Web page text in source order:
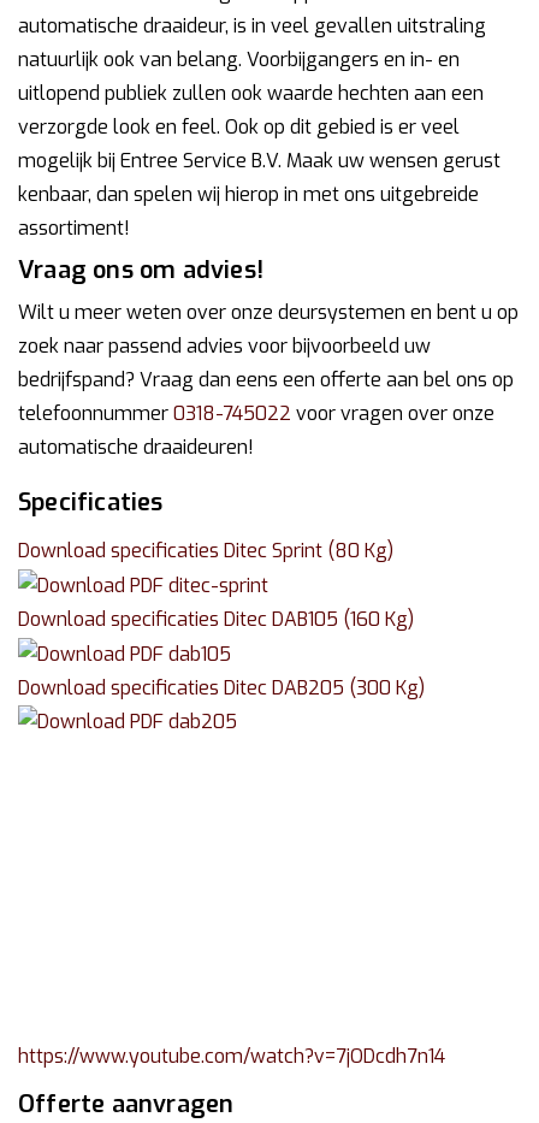
automatische draaideur, is in veel gevallen uitstraling
natuurlijk ook van belang. Voorbijgangers en in- en
uitlopend publiek zullen ook waarde hechten aan een
verzorgde look en feel. Ook op dit gebied is er veel
mogelijk bij Entree Service B.V. Maak uw wensen gerust
kenbaar, dan spelen wij hierop in met ons uitgebreide
assortiment!
Vraag ons om advies!
Wilt u meer weten over onze deursystemen en bent u op
zoek naar passend advies voor bijvoorbeeld uw
bedrijfspand? Vraag dan eens een offerte aan bel ons op
telefoonnummer0318-745022 voor vragen over onze
automatische draaideuren!
Specificaties
Download specificaties Ditec Sprint (80 Kg)
Download specificaties Ditec DAB105 (160 Kg)
Download specificaties Ditec DAB205 (300 Kg)
https://www.youtube.com/watch?v=7jODcdh7n14
Offerte aanvragen